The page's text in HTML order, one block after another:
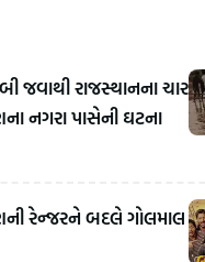
જવાથી રાજસ્થાનના ચાર
નગરા પાસેની ઘટના
રેન્જરને બદલે ગોલમાલ